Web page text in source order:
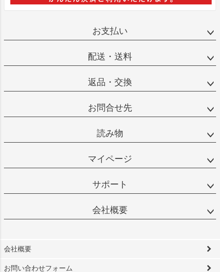
お支払い
配送・送料
返品・交換
お問合せ先
読み物
マイページ
サポート
会社概要
会社概要
お問い合わせフォーム